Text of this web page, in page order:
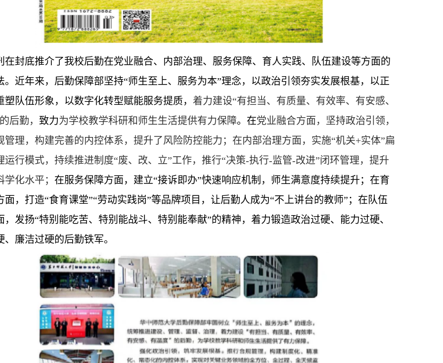
在封底推介了我校后勤在党业融合、内部治理、服务保障、育人实践、队伍建设等方面的
。近年来，后勤保障部坚持“师生至上、服务为本”理念，以政治引领夯实发展根基，以正
塑队伍形象，以数字化转型赋能服务提质，着力建设“有担当、有质量、有效率、有安感、
后勤， 致力为学校教学科研和师生生活提供有力保障。在党业融合方面，坚持政治引领，
管理，构建完善的内控体系，提升了风险防控能力；在内部治理方面，实施“机关+实体”扁
运行模式，持续推进制度“废、改、立”工作，推行“决策-执行-监管-改进”闭环管理，提升
化水平； 在服务保障方面，建立“接诉即办”快速响应机制，师生满意度持续提升；在育
面，打造“食育课堂”“劳动实践岗”等品牌项目，让后勤人成为“不上讲台的教师”；在队伍
，发扬“特别能吃苦、特别能战斗、特别能奉献”的精神，着力锻造政治过硬、能力过硬、
、廉洁过硬的后勤铁军。